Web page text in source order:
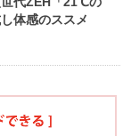
体感のススメ